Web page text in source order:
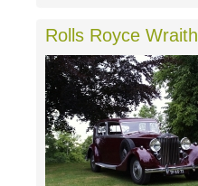
Rolls Royce Wraith